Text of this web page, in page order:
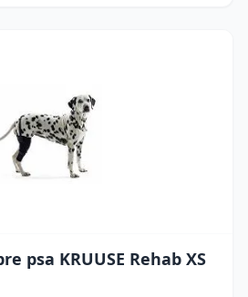
psa KRUUSE Rehab XS